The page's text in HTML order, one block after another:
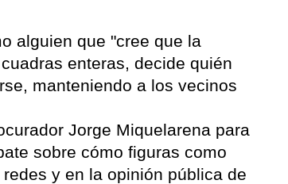
alguien que "cree que la
enteras, decide quién
manteniendo a los vecinos
Jorge Miquelarena para
sobre cómo figuras como
y en la opinión pública de